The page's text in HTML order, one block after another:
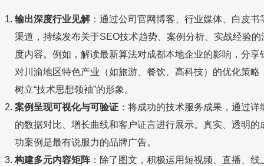
输出深度行业见解：通过公司官网博客、行业媒体、白皮书
渠道，持续发布关于SEO技术趋势、案例分析、实战经验的
度内容。例如，解读最新算法对成都本地企业的影响，分享
对川渝地区特色产业（如旅游、餐饮、高科技）的优化策略
树立“技术思想领袖”的形象。
案例呈现可视化与可验证 ：将成功的技术服务成果，通过详
的数据对比、增长曲线和客户证言进行展示。真实、透明的
功案例是最有说服力的品牌广告。
构建多元内容矩阵：除了图文，积极运用短视频、直播、线